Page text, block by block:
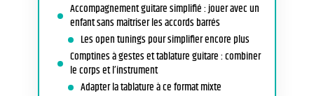
Accompagnement guitare simplifié : jouer avec un
enfant sans maîtriser les accords barrés
Les open tunings pour simplifier encore plus
Comptines à gestes et tablature guitare : combiner
le corps et l’instrument
Adapter la tablature à ce format mixte